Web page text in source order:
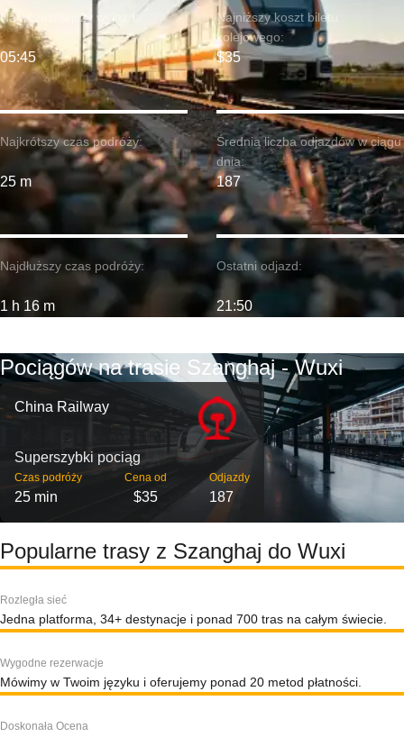
Najkrótszy czas podróży:
25 m
Najwcześniejszy wyjazd:
05:45
Najdłuższy czas podróży:
1 h 16 m
Najniższy koszt biletu
kolejowego:
$35
Średnia liczba odjazdów w ciągu
dnia:
187
Ostatni odjazd:
21:50
Pociągów na trasie Szanghaj - Wuxi
China Railway
Superszybki pociąg
Czas podróży
25 min
Cena od
$35
Odjazdy
187
Popularne trasy z Szanghaj do Wuxi
Rozległa sieć
Jedna platforma, 34+ destynacje i ponad 700 tras na całym świecie.
Wygodne rezerwacje
Mówimy w Twoim języku i oferujemy ponad 20 metod płatności.
Doskonała Ocena